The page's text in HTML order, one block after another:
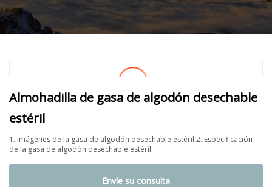
Almohadilla de gasa de algodón desechable
estéril
1. Imágenes de la gasa de algodón desechable estéril 2. Especificación
de la gasa de algodón desechable estéril
Envíe su consulta